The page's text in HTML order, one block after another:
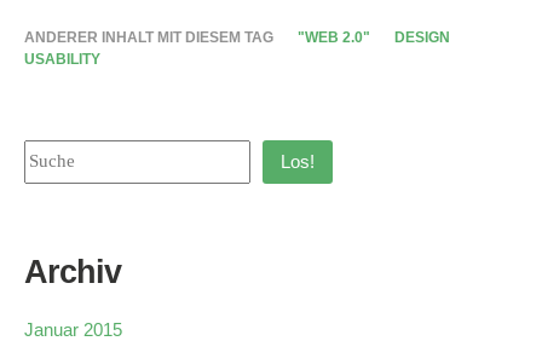
ANDERER INHALT MIT DIESEM TAG "WEB 2.0"
DESIGN
USABILITY
Los!
Archiv
Januar 2015